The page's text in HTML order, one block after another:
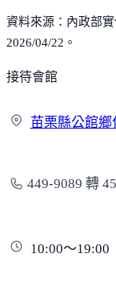
資料來源：內政部
2026/04/22。
接待會館
苗栗縣公館
449-9089 轉
10:00～19:00